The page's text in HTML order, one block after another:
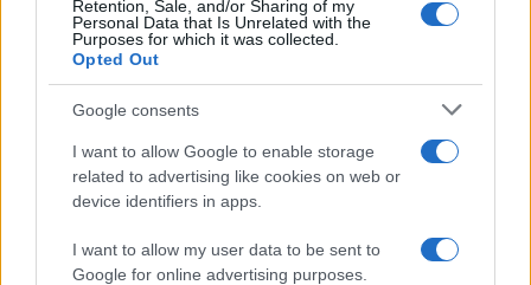
Retention, Sale, and/or Sharing of my
Personal Data that Is Unrelated with the
Purposes for which it was collected.
Opted Out
Google consents
I want to allow Google to enable storage
related to advertising like cookies on web or
device identifiers in apps.
I want to allow my user data to be sent to
Google for online advertising purposes.
Καμία πρόσκληση, αλλά μια
δέσμη μέτρων
«Θα είμαστε σε θέση να απευθύνουμε
πρόσκληση στην Ουκρανία να ενταχθεί στη
συμφωνήσουν και πληρούνται οι